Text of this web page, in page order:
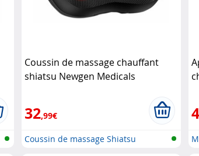
Coussin de massage chauffant
shiatsu Newgen Medicals
32,99€
Coussin de massage Shiatsu